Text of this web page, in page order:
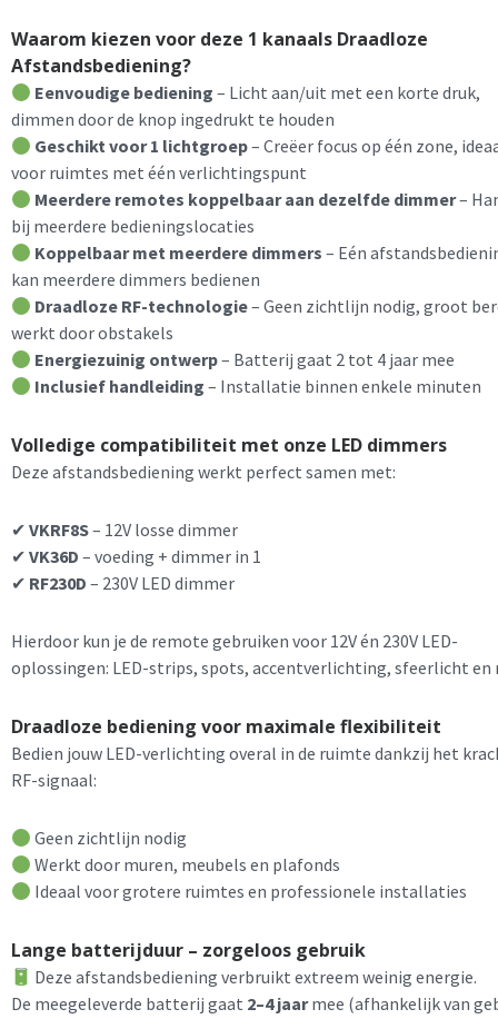
Waarom kiezen voor deze 1 kanaals Draadloze
Afstandsbediening?
Eenvoudige bediening – Licht aan/uit met een korte druk,
dimmen door de knop ingedrukt te houden
Geschikt voor 1 lichtgroep– Creëer focus op één zone,
voor ruimtes met één verlichtingspunt
Meerdere remotes koppelbaar aan dezelfde dimmer–
bij meerdere bedieningslocaties
Koppelbaar met meerdere dimmers – Eén
kan meerdere dimmers bedienen
Draadloze RF-technologie– Geen zichtlijn nodig, groot
werkt door obstakels
Energiezuinig ontwerp– Batterij gaat 2 tot 4 jaar mee
Inclusief handleiding – Installatie binnen enkele minuten
Volledige compatibiliteit met onze LED dimmers
Deze afstandsbediening werkt perfect samen met:
✔ VKRF8S– 12V losse dimmer
✔ VK36D – voeding + dimmer in 1
✔ RF230D – 230V LED dimmer
Hierdoor kun je de remote gebruiken voor 12V én 230V LED-
oplossingen: LED-strips, spots, accentverlichting, sfeerlicht en
Draadloze bediening voor maximale flexibiliteit
Bedien jouw LED-verlichting overal in de ruimte dankzij het
RF-signaal:
Geen zichtlijn nodig
Werkt door muren, meubels en plafonds
Ideaal voor grotere ruimtes en professionele installaties
Lange batterijduur – zorgeloos gebruik
Deze afstandsbediening verbruikt extreem weinig energie.
De meegeleverde batterij gaat 2–4 jaarmee (afhankelijk van